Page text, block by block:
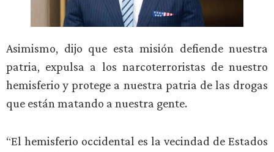
Asimismo, dijo que esta misión defiende nuestra
patria, expulsa a los narcoterroristas de nuestro
hemisferio y protege a nuestra patria de las drogas
que están matando a nuestra gente.
“El hemisferio occidental es la vecindad de Estados